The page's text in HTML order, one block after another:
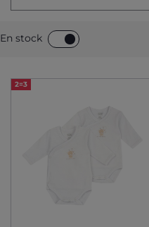
En stock
2=3